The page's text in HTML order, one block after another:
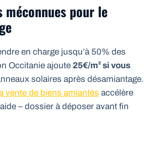
méconnues pour le
en charge jusqu’à 50% des
Occitanie ajoute 25€/m² si vous
solaires après désamiantage.
vente de biens amiantés accélère
– dossier à déposer avant fin